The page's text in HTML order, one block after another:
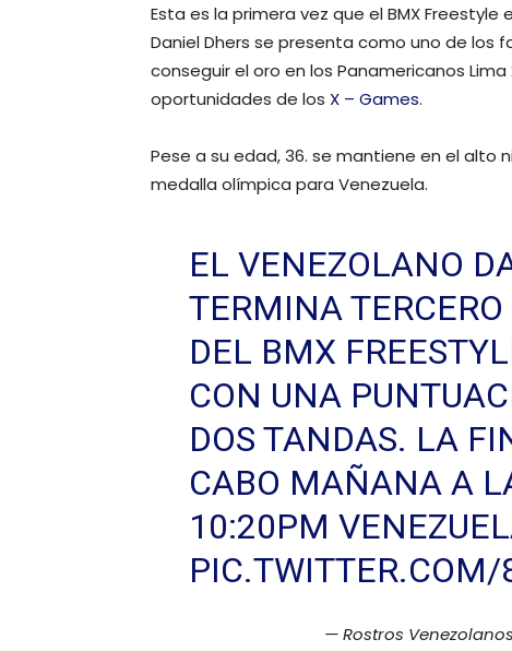
Esta es la primera vez que el BMX
Daniel Dhers se presenta como uno de los
conseguir el oro en los Panamericanos
oportunidades de los X – Games.
Pese a su edad, 36. se mantiene en el alto
medalla olímpica para Venezuela.
EL VENEZOLANO
TERMINA
DEL BMX
CON UNA
DOS TANDAS. LA
CABO MAÑANA A
10:20PM
— Rostros